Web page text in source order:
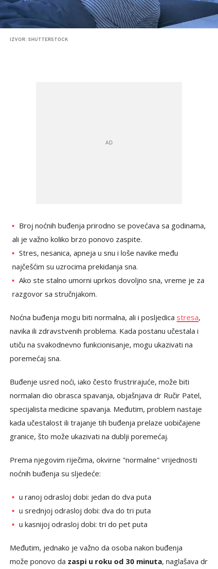
IZVOR: SHUTTERSTOCK
Broj noćnih buđenja prirodno se povećava sa godinama,
ali je važno koliko brzo ponovo zaspite.
Stres, nesanica, apneja u snu i loše navike među
najčešćim su uzrocima prekidanja sna.
Ako ste stalno umorni uprkos dovoljno sna, vreme je za
razgovor sa stručnjakom.
Noćna buđenja mogu biti normalna, ali i posljedica stresa,
navika ili zdravstvenih problema. Kada postanu učestala i
utiču na svakodnevno funkcionisanje, mogu ukazivati na
poremećaj sna.
Buđenje usred noći, iako često frustrirajuće, može biti
normalan dio obrasca spavanja, objašnjava dr Ručir Patel,
specijalista medicine spavanja. Međutim, problem nastaje
kada učestalost ili trajanje tih buđenja prelaze uobičajene
granice, što može ukazivati na dublji poremećaj.
Prema njegovim riječima, okvirne "normalne" vrijednosti
noćnih buđenja su sljedeće:
u ranoj odrasloj dobi: jedan do dva puta
u srednjoj odrasloj dobi: dva do tri puta
u kasnijoj odrasloj dobi: tri do pet puta
Međutim, jednako je važno da osoba nakon buđenja
može ponovo da zaspi u roku od 30 minuta, naglašava dr